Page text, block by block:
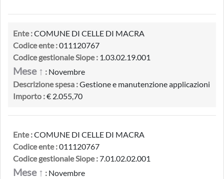
Ente :COMUNE DI CELLE DI MACRA
Codice ente :011120767
Codice gestionale Siope : 1.03.02.19.001
Mese ↑ : Novembre
Descrizione spesa :Gestione e manutenzione applicazioni
Importo :€ 2.055,70
Ente :COMUNE DI CELLE DI MACRA
Codice ente :011120767
Codice gestionale Siope :7.01.02.02.001
Mese ↑ : Novembre